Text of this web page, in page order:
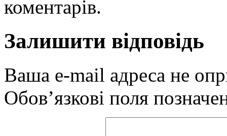
коментарів.
Залишити відповідь
Ваша e-mail адреса не
Обов’язкові поля